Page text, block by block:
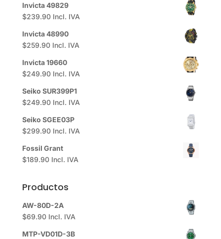
Invicta 49829
$239.90 Incl. IVA
Invicta 48990
$259.90 Incl. IVA
Invicta 19660
$249.90 Incl. IVA
Seiko SUR399P1
$249.90 Incl. IVA
Seiko SGEE03P
$299.90 Incl. IVA
Fossil Grant
$189.90 Incl. IVA
Productos
AW-80D-2A
$69.90 Incl. IVA
MTP-VD01D-3B